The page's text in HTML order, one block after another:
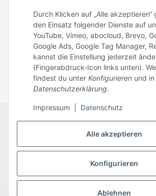
Alle akzeptieren
Konfigurieren
Ablehnen
Durch Klicken auf „Alle
den Einsatz folgender Dienste auf
YouTube, Vimeo, abocloud, Brevo,
Google Ads, Google Tag Manager,
kannst die Einstellung jederzeit
(Fingerabdruck-Icon links unten).
findest du unter Konfigurieren und
Datenschutzerklärung.
Impressum Datenschutz
Telefonnr.: 0951/70045771
Zum Kontakt
Versandinformationen